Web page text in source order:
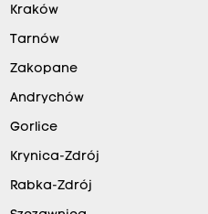
Kraków
Tarnów
Zakopane
Andrychów
Gorlice
Krynica-Zdrój
Rabka-Zdrój